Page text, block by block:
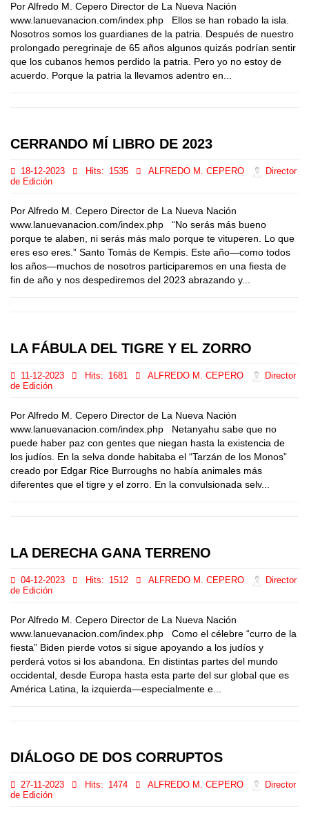
Por Alfredo M. Cepero Director de La Nueva Nación
www.lanuevanacion.com/index.php Ellos se han robado la isla.
Nosotros somos los guardianes de la patria. Después de nuestro
prolongado peregrinaje de 65 años algunos quizás podrían sentir
que los cubanos hemos perdido la patria. Pero yo no estoy de
acuerdo. Porque la patria la llevamos adentro en...
CERRANDO MÍ LIBRO DE 2023
18-12-2023 Hits: 1535 ALFREDO M. CEPERO
Director
de Edición
Por Alfredo M. Cepero Director de La Nueva Nación
www.lanuevanacion.com/index.php “No serás más bueno
porque te alaben, ni serás más malo porque te vituperen. Lo que
eres eso eres.” Santo Tomás de Kempis. Este año—como todos
los años—muchos de nosotros participaremos en una fiesta de
fin de año y nos despediremos del 2023 abrazando y...
LA FÁBULA DEL TIGRE Y EL ZORRO
11-12-2023 Hits: 1681 ALFREDO M. CEPERO
Director
de Edición
Por Alfredo M. Cepero Director de La Nueva Nación
www.lanuevanacion.com/index.php Netanyahu sabe que no
puede haber paz con gentes que niegan hasta la existencia de
los judíos. En la selva donde habitaba el “Tarzán de los Monos”
creado por Edgar Rice Burroughs no había animales más
diferentes que el tigre y el zorro. En la convulsionada selv...
LA DERECHA GANA TERRENO
04-12-2023 Hits: 1512 ALFREDO M. CEPERO
Director
de Edición
Por Alfredo M. Cepero Director de La Nueva Nación
www.lanuevanacion.com/index.php Como el célebre “curro de la
fiesta” Biden pierde votos si sigue apoyando a los judíos y
perderá votos si los abandona. En distintas partes del mundo
occidental, desde Europa hasta esta parte del sur global que es
América Latina, la izquierda—especialmente e...
DIÁLOGO DE DOS CORRUPTOS
27-11-2023 Hits: 1474 ALFREDO M. CEPERO
Director
de Edición